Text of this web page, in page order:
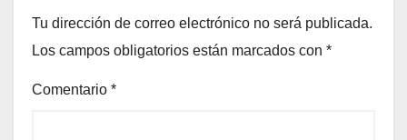
Tu dirección de correo electrónico no será publicada.
Los campos obligatorios están marcados con *
Comentario *